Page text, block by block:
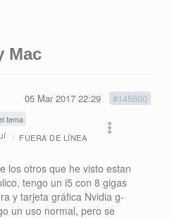
Mac
05 Mar 2017 22:29 #145600
tema
FUERA DE LÍNEA
los otros que he visto estan
tengo un i5 con 8 gigas
y tarjeta gráfica Nvidia g-
un uso normal, pero se